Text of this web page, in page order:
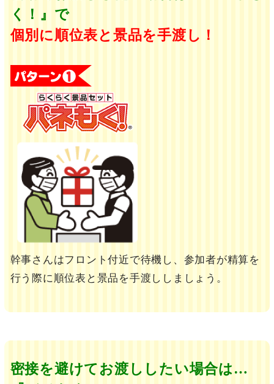
く！』で
個別に順位表と景品を手渡し！
幹事さんはフロント付近で待機し、参加者が精算を
行う際に順位表と景品を手渡ししましょう。
密接を避けてお渡ししたい場合は…